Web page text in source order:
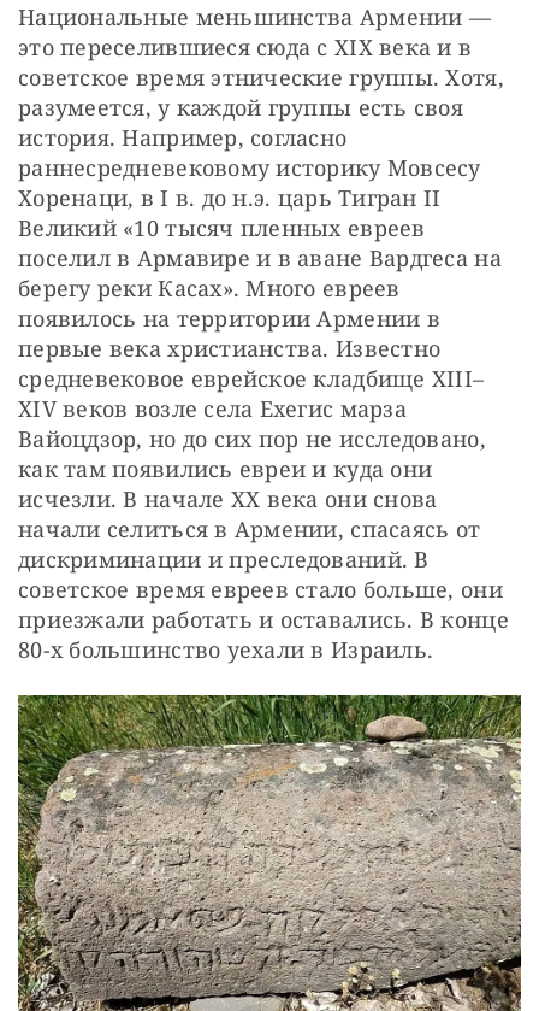
Национальные меньшинства Армении —
это переселившиеся сюда с XIX века и в
советское время этнические группы. Хотя,
разумеется, у каждой группы есть своя
история. Например, согласно
раннесредневековому историку Мовсесу
Хоренаци, в I в. до н.э. царь Тигран II
Великий «10 тысяч пленных евреев
поселил в Армавире и в аване Вардгеса на
берегу реки Касах». Много евреев
появилось на территории Армении в
первые века христианства. Известно
средневековое еврейское кладбище XIII–
XIV веков возле села Ехегис марза
Вайоцдзор, но до сих пор не исследовано,
как там появились евреи и куда они
исчезли. В начале ХХ века они снова
начали селиться в Армении, спасаясь от
дискриминации и преследований. В
советское время евреев стало больше, они
приезжали работать и оставались. В конце
80-х большинство уехали в Израиль.